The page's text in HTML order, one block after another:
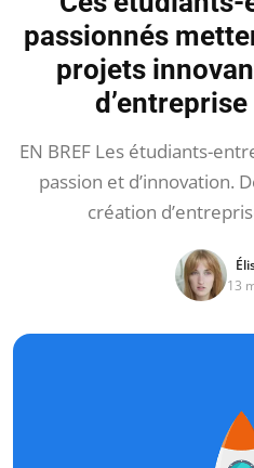
passionnés
projets
EN BREF Les étudiants-
passion et d’innovation.
création
13